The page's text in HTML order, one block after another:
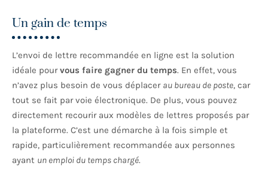
Un gain de temps
L’envoi de lettre recommandée en ligne est la solution
idéale pourvous faire gagner du temps. En effet, vous
n’avez plus besoin de vous déplacer au bureau de poste, car
tout se fait par voie électronique. De plus, vous pouvez
directement recourir aux modèles de lettres proposés par
la plateforme. C’est une démarche à la fois simple et
rapide, particulièrement recommandée aux personnes
ayant un emploi du temps chargé.